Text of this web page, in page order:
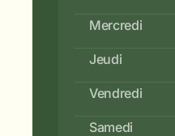
Mercredi
Jeudi
Vendredi
Samedi